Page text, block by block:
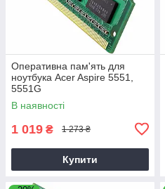
Оперативна пам'ять для
ноутбука Acer Aspire 5551,
5551G
В наявності
1 019 ₴ 1 273 ₴
Купити